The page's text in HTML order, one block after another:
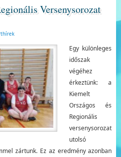
Versenysorozat
Egy különleges
időszak
végéhez
érkeztünk: a
Kiemelt
Országos és
Regionális
versenysorozat
utolsó
zártunk. Ez az eredmény azonban